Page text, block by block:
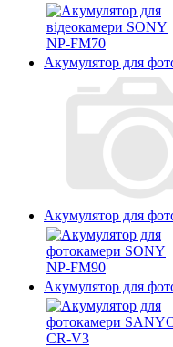
Акумулятор для
Акумулятор для
Акумулятор для